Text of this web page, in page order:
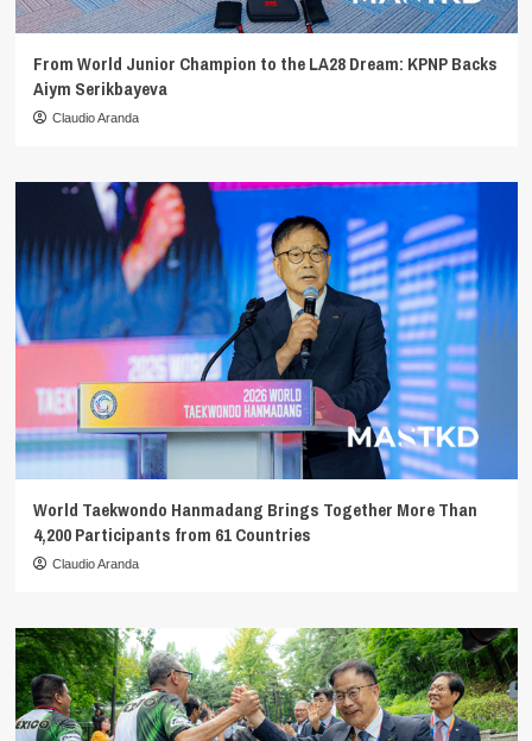
From World Junior Champion to the LA28 Dream: KPNP Backs
Aiym Serikbayeva
Claudio Aranda
World Taekwondo Hanmadang Brings Together More Than
4,200 Participants from 61 Countries
Claudio Aranda